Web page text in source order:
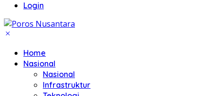
Login
Home
Nasional
Nasional
Infrastruktur